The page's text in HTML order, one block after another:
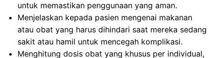
untuk memastikan penggunaan yang aman.
Menjelaskan kepada pasien mengenai makanan
atau obat yang harus dihindari saat mereka sedang
sakit atau hamil untuk mencegah komplikasi.
Menghitung dosis obat yang khusus per individual,